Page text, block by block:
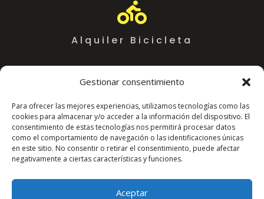
Gestionar consentimiento
Para ofrecer las mejores experiencias, utilizamos tecnologías como las
cookies para almacenar y/o acceder a la información del dispositivo. El
consentimiento de estas tecnologías nos permitirá procesar datos
como el comportamiento de navegación o las identificaciones únicas
en este sitio. No consentir o retirar el consentimiento, puede afectar
negativamente a ciertas características y funciones.
Aceptar

Alquiler Bicicleta